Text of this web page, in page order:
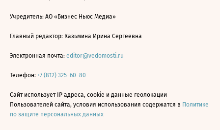
Учредитель: АО «Бизнес Ньюс Медиа»
Главный редактор: Казьмина Ирина Сергеевна
Электронная почта: editor@vedomosti.ru
Телефон: +7 (812) 325–60–80
Сайт использует IP адреса, cookie и данные геолокации
Пользователей сайта, условия использования содержатся в Политике
по защите персональных данных